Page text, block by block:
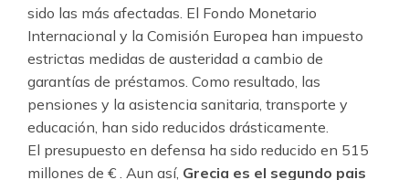
sido las más afectadas. El Fondo Monetario
Internacional y la Comisión Europea han impuesto
estrictas medidas de austeridad a cambio de
garantías de préstamos. Como resultado, las
pensiones y la asistencia sanitaria, transporte y
educación, han sido reducidos drásticamente.
El presupuesto en defensa ha sido reducido en 515
millones de € . Aun así, Grecia es el segundo pais